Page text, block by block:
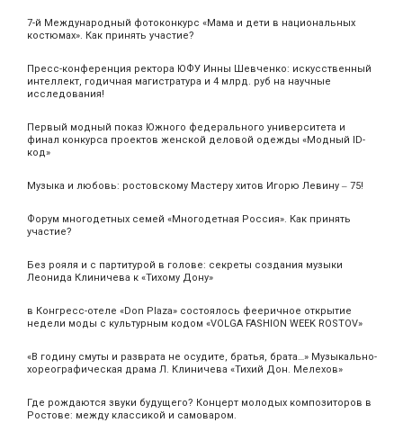
7-й Международный фотоконкурс «Мама и дети в национальных
костюмах». Как принять участие?
Пресс-конференция ректора ЮФУ Инны Шевченко: искусственный
интеллект, годичная магистратура и 4 млрд. руб на научные
исследования!
Первый модный показ Южного федерального университета и
финал конкурса проектов женской деловой одежды «Модный ID-
код»
Музыка и любовь: ростовскому Мастеру хитов Игорю Левину ‒ 75!
Форум многодетных семей «Многодетная Россия». Как принять
участие?
Без рояля и с партитурой в голове: секреты создания музыки
Леонида Клиничева к «Тихому Дону»
в Конгресс-отеле «Don Plaza» состоялось фееричное открытие
недели моды с культурным кодом «VOLGA FASHION WEEK ROSTOV»
«В годину смуты и разврата не осудите, братья, брата…» Музыкально-
хореографическая драма Л. Клиничева «Тихий Дон. Мелехов»
Где рождаются звуки будущего? Концерт молодых композиторов в
Ростове: между классикой и самоваром.